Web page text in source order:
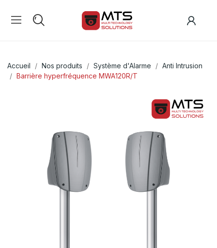
Accueil Nos produits Système d'Alarme
Anti Intrusion
Barrière hyperfréquence MWA120R/T